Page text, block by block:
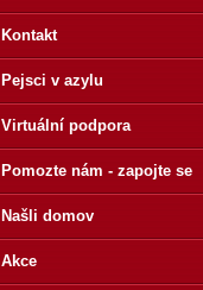
Kontakt
Pejsci v azylu
Virtuální podpora
Pomozte nám - zapojte se
Našli domov
Akce